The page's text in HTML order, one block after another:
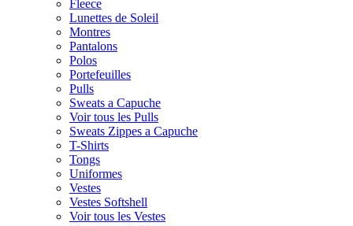
Fleece
Lunettes de Soleil
Montres
Pantalons
Polos
Portefeuilles
Pulls
Sweats a Capuche
Voir tous les Pulls
Sweats Zippes a Capuche
T-Shirts
Tongs
Uniformes
Vestes
Vestes Softshell
Voir tous les Vestes